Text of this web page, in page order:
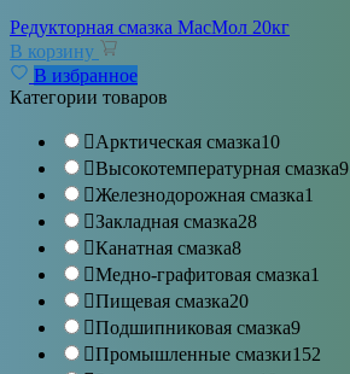
Редукторная смазка МасМол 20кг
В корзину
В избранное
Категории товаров
Арктическая смазка10
Высокотемпературная смазка9
Железнодорожная смазка1
Закладная смазка28
Канатная смазка8
Медно-графитовая смазка1
Пищевая смазка20
Подшипниковая смазка9
Промышленные смазки152